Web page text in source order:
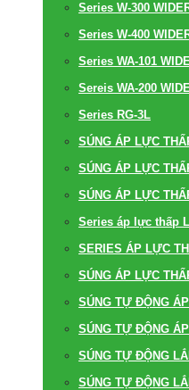
Series W-300
Series W-400
Series WA-101
Sereis WA-200
Series RG-3L
SÚNG ÁP LỰC
SÚNG ÁP LỰC
SÚNG ÁP LỰC
Series áp lực thấp
SERIES ÁP LỰC
SÚNG ÁP LỰC
SÚNG TỰ ĐỘNG
SÚNG TỰ ĐỘNG
SÚNG TỰ ĐỘNG
SÚNG TỰ ĐỘNG